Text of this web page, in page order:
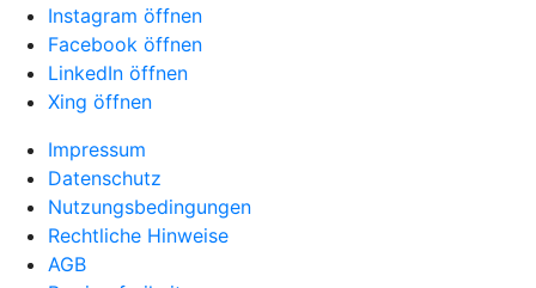
Instagram öffnen
Facebook öffnen
LinkedIn öffnen
Xing öffnen
Impressum
Datenschutz
Nutzungsbedingungen
Rechtliche Hinweise
AGB